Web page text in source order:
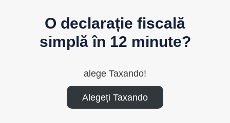
O declarație fiscală
simplă în 12 minute?
alege Taxando!
Alegeți Taxando